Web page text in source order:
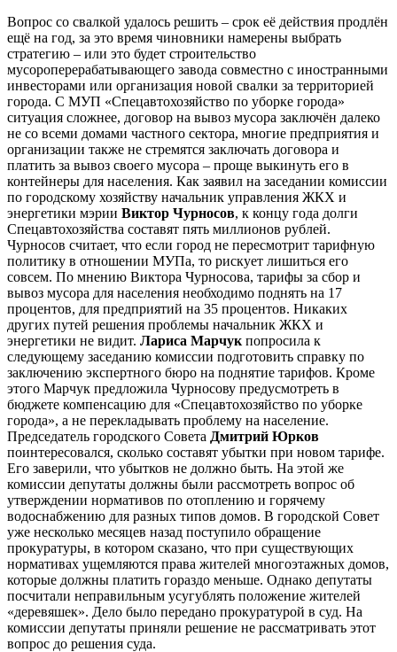
Вопрос со свалкой удалось решить – срок её действия продлён
ещё на год, за это время чиновники намерены выбрать
стратегию – или это будет строительство
мусороперерабатывающего завода совместно с иностранными
инвесторами или организация новой свалки за территорией
города. С МУП «Спецавтохозяйство по уборке города»
ситуация сложнее, договор на вывоз мусора заключён далеко
не со всеми домами частного сектора, многие предприятия и
организации также не стремятся заключать договора и
платить за вывоз своего мусора – проще выкинуть его в
контейнеры для населения. Как заявил на заседании комиссии
по городскому хозяйству начальник управления ЖКХ и
энергетики мэрии Виктор Чурносов, к концу года долги
Спецавтохозяйства составят пять миллионов рублей.
Чурносов считает, что если город не пересмотрит тарифную
политику в отношении МУПа, то рискует лишиться его
совсем. По мнению Виктора Чурносова, тарифы за сбор и
вывоз мусора для населения необходимо поднять на 17
процентов, для предприятий на 35 процентов. Никаких
других путей решения проблемы начальник ЖКХ и
энергетики не видит. Лариса Марчук попросила к
следующему заседанию комиссии подготовить справку по
заключению экспертного бюро на поднятие тарифов. Кроме
этого Марчук предложила Чурносову предусмотреть в
бюджете компенсацию для «Спецавтохозяйство по уборке
города», а не перекладывать проблему на население.
Председатель городского Совета Дмитрий Юрков
поинтересовался, сколько составят убытки при новом тарифе.
Его заверили, что убытков не должно быть. На этой же
комиссии депутаты должны были рассмотреть вопрос об
утверждении нормативов по отоплению и горячему
водоснабжению для разных типов домов. В городской Совет
уже несколько месяцев назад поступило обращение
прокуратуры, в котором сказано, что при существующих
нормативах ущемляются права жителей многоэтажных домов,
которые должны платить гораздо меньше. Однако депутаты
посчитали неправильным усугублять положение жителей
«деревяшек». Дело было передано прокуратурой в суд. На
комиссии депутаты приняли решение не рассматривать этот
вопрос до решения суда.